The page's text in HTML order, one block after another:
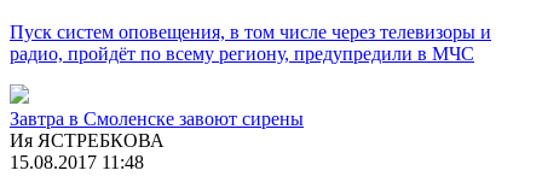
Пуск систем оповещения, в том числе через телевизоры и
радио, пройдёт по всему региону, предупредили в МЧС
Завтра в Смоленске завоют сирены
Ия ЯСТРЕБКОВА
15.08.2017 11:48